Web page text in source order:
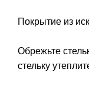
Покрытие из
Обрежьте
стельку